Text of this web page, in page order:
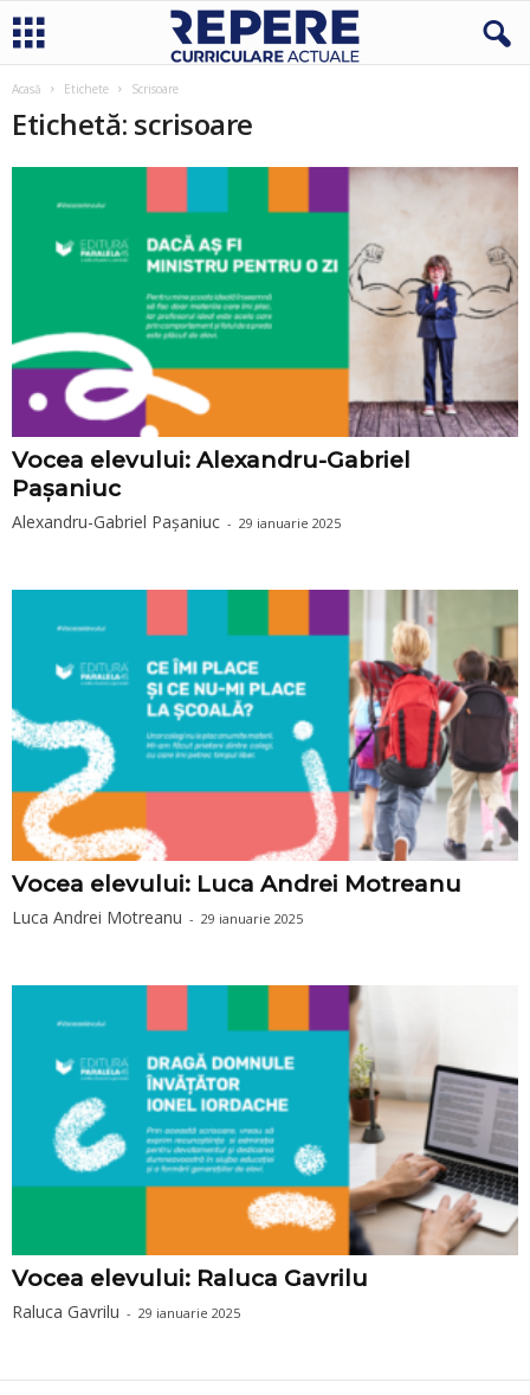
Acasă Etichete Scrisoare
Etichetă: scrisoare
Vocea elevului: Alexandru-Gabriel
Pașaniuc
Alexandru-Gabriel Pașaniuc - 29 ianuarie 2025
Vocea elevului: Luca Andrei Motreanu
Luca Andrei Motreanu - 29 ianuarie 2025
Vocea elevului: Raluca Gavrilu
Raluca Gavrilu - 29 ianuarie 2025